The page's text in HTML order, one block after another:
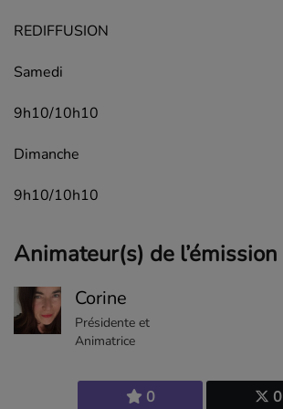
0 0
REDIFFUSION
Samedi
9h10/10h10
Dimanche
9h10/10h10
Animateur(s) de l’émission
Corine
Présidente et
Animatrice